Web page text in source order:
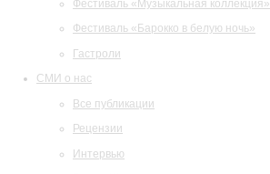
Фестиваль «Музыкальная коллекция»
Фестиваль «Барокко в белую ночь»
Гастроли
СМИ о нас
Все публикации
Рецензии
Интервью